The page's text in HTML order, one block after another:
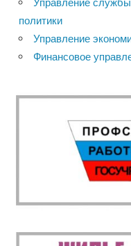
политики
Управление
Финансовое